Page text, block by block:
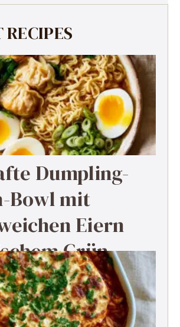
RECIPES
Dumpling-
Bowl mit
Eiern
Grün